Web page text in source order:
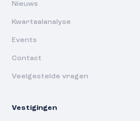
Nieuws
Kwartaalanalyse
Events
Contact
Veelgestelde vragen
Vestigingen